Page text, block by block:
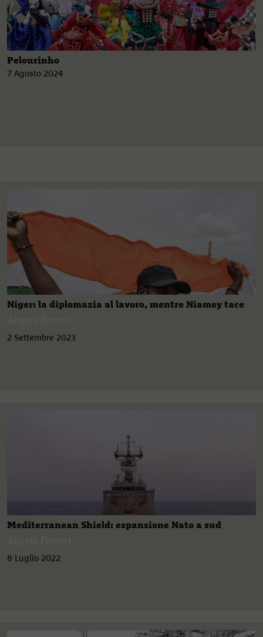
Pelourinho
7 Agosto 2024
Niger: la diplomazia al lavoro, mentre Niamey tace
2 Settembre 2023
Mediterranean Shield: espansione Nato a sud
8 Luglio 2022